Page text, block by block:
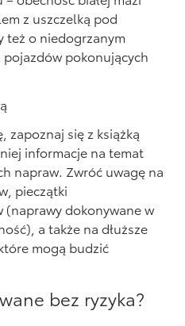
z uszczelką pod
też o niedogrzanym
pokonujących
zapoznaj się z książką
informacje na temat
napraw. Zwróć uwagę na
pieczątki
(naprawy dokonywane w
a także na dłuższe
mogą budzić
bez ryzyka?